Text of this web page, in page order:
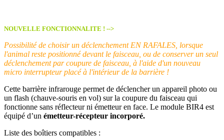
NOUVELLE FONCTIONNALITE ! -->
Possibilité de choisir un déclenchement EN RAFALES, lorsque
l'animal reste positionné devant le faisceau, ou de conserver un seul
déclenchement par coupure de faisceau, à l'aide d'un nouveau
micro interrupteur placé à l'intérieur de la barrière !
Cette barrière infrarouge permet de déclencher un appareil photo ou
un flash (chauve-souris en vol) sur la coupure du faisceau qui
fonctionne sans réflecteur ni émetteur en face. Le module BIR4 est
équipé d’un émetteur-récepteur incorporé.
Liste des boîtiers compatibles :